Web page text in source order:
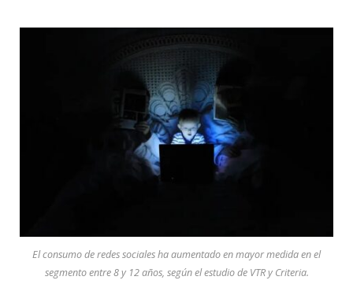
El consumo de redes sociales ha aumentado en mayor medida en el
segmento entre 8 y 12 años, según el estudio de VTR y Criteria.